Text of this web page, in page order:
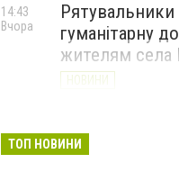
гуманітарну
жителям села
НОВИНИ
14:43
Вчора
онлайн-акція
Вчора
ТОП НОВИНИ